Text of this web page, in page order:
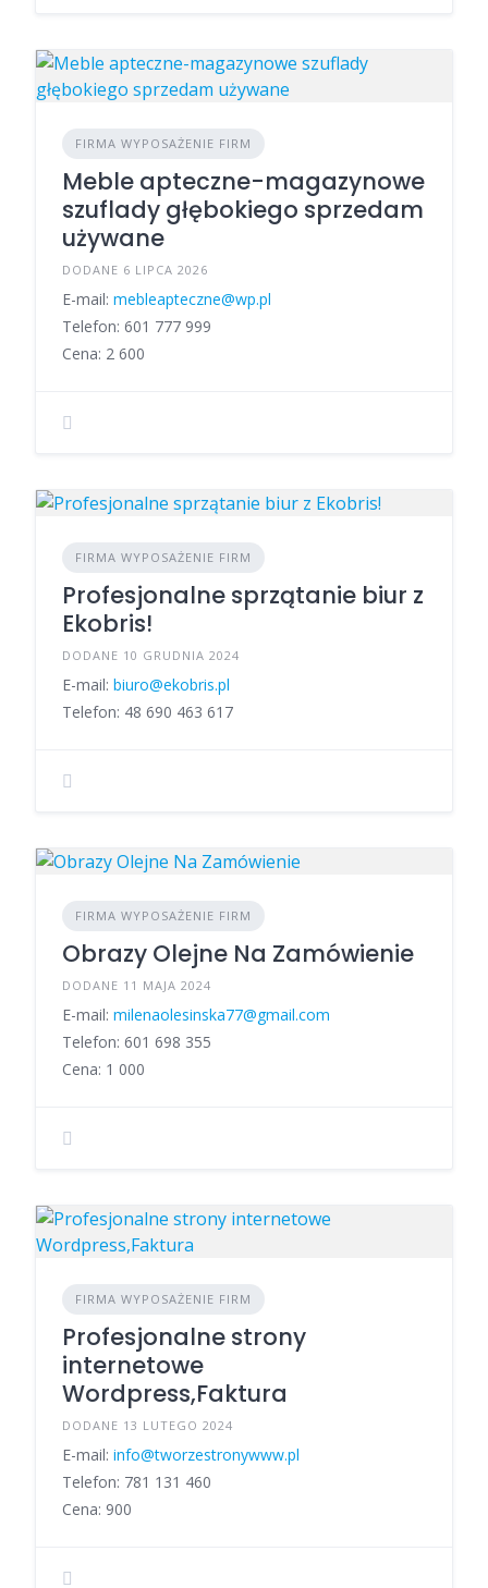
FIRMA WYPOSAŻENIE FIRM
Meble apteczne-magazynowe
szuflady głębokiego sprzedam
używane
DODANE 6 LIPCA 2026
E-mail: mebleapteczne@wp.pl
Telefon: 601 777 999
Cena: 2 600
FIRMA WYPOSAŻENIE FIRM
Profesjonalne sprzątanie biur z
Ekobris!
DODANE 10 GRUDNIA 2024
E-mail: biuro@ekobris.pl
Telefon: 48 690 463 617
FIRMA WYPOSAŻENIE FIRM
Obrazy Olejne Na Zamówienie
DODANE 11 MAJA 2024
E-mail: milenaolesinska77@gmail.com
Telefon: 601 698 355
Cena: 1 000
FIRMA WYPOSAŻENIE FIRM
Profesjonalne strony
internetowe
Wordpress,Faktura
DODANE 13 LUTEGO 2024
E-mail: info@tworzestronywww.pl
Telefon: 781 131 460
Cena: 900